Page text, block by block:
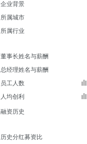
企业背景
所属城市
所属行业
董事长姓名与薪酬
总经理姓名与薪酬
员工人数
人均创利
融资历史
历史分红募资比